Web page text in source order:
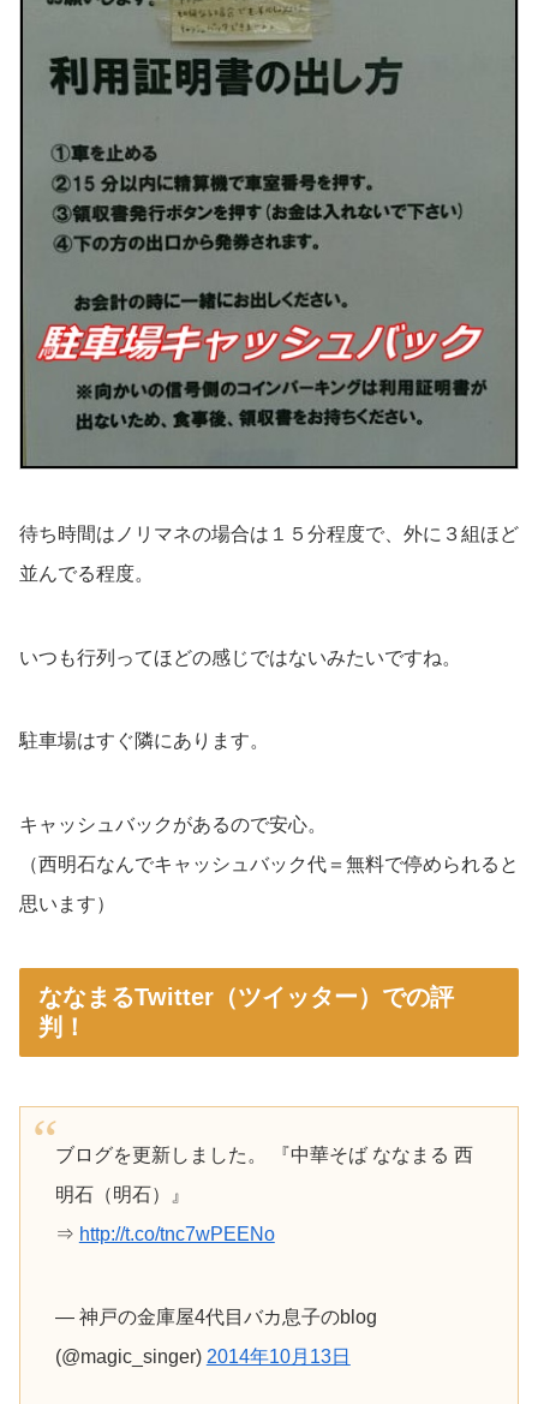
待ち時間はノリマネの場合は１５分程度で、外に３組ほど
並んでる程度。
いつも行列ってほどの感じではないみたいですね。
駐車場はすぐ隣にあります。
キャッシュバックがあるので安心。
（西明石なんでキャッシュバック代＝無料で停められると
思います）
ななまるTwitter（ツイッター）での評
判！
ブログを更新しました。 『中華そば ななまる 西
明石（明石）』
⇒ http://t.co/tnc7wPEENo
— 神戸の金庫屋4代目バカ息子のblog
(@magic_singer) 2014年10月13日